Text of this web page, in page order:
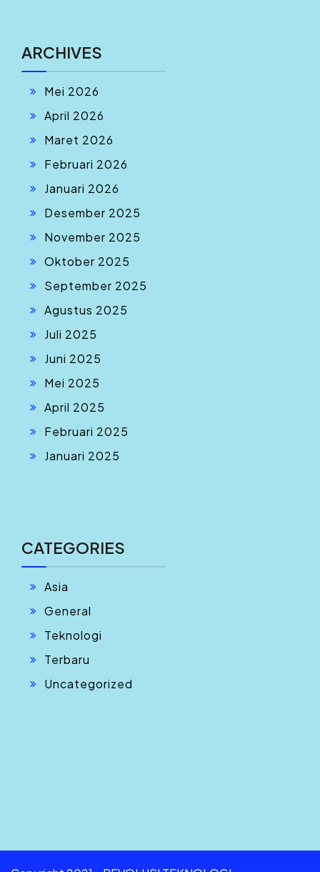
ARCHIVES
Mei 2026
April 2026
Maret 2026
Februari 2026
Januari 2026
Desember 2025
November 2025
Oktober 2025
September 2025
Agustus 2025
Juli 2025
Juni 2025
Mei 2025
April 2025
Februari 2025
Januari 2025
CATEGORIES
Asia
General
Teknologi
Terbaru
Uncategorized